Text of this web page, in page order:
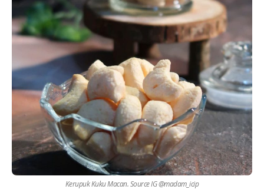
Kerupuk Kuku Macan. Source IG @madam_icip